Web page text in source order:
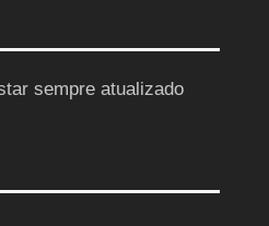
sempre atualizado